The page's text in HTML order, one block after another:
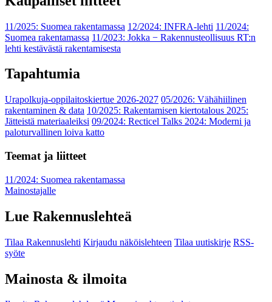
11/2025: Suomea rakentamassa 12/2024: INFRA-lehti 11/2024:
Suomea rakentamassa 11/2023: Jokka − Rakennusteollisuus RT:n
lehti kestävästä rakentamisesta
Tapahtumia
Urapolkuja-oppilaitoskiertue 2026-2027 05/2026: Vähähiilinen
rakentaminen & data 10/2025: Rakentamisen kiertotalous 2025:
Jätteistä materiaaleiksi 09/2024: Recticel Talks 2024: Moderni ja
paloturvallinen loiva katto
Teemat ja liitteet
11/2024: Suomea rakentamassa
Mainostajalle
Lue Rakennuslehteä
Tilaa Rakennuslehti Kirjaudu näköislehteen Tilaa uutiskirje RSS-
syöte
Mainosta & ilmoita